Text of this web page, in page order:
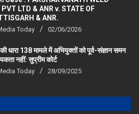
PVT LTD & ANR v. STATE OF
& ANR.
Today 02/06/2026
धारा 138 मामले में अभियुक्तों को पूर्व-संज्ञान समन
नहीं: सुप्रीम कोर्ट
Today 28/09/2025